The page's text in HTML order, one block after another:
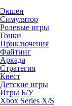
Экшен
Симулятор
Ролевые игры
Гонки
Приключения
Файтинг
Аркада
Стратегия
Квест
Детские игры
Игры Б/У
Xbox Series X/S